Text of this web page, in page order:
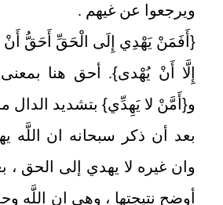
ويرجعوا عن غيهم .
{ أَفَمَنْ يَهْدِي إِلَى الْحَقِّ أَحَقُّ أَنْ
إِلَّا أَنْ يُهْدى}. أحق هنا
و{ أَمَّنْ لا يَهِدِّي} بتشديد الدال
بعد أن ذكر سبحانه ان اللَّه
وان غيره لا يهدي إلى الحق ،
أوضح نتيجتها ، وهي ان اللَّه